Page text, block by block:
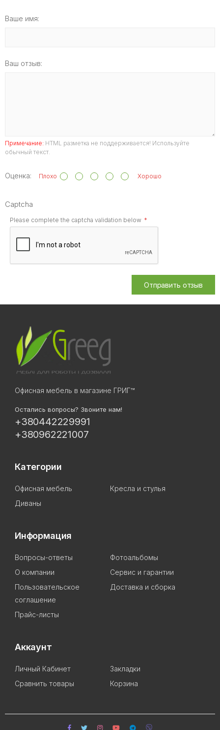
Ваше имя:
Ваш отзыв:
Примечание: HTML разметка не поддерживается! Используйте
обычный текст.
Оценка: Плохо Хорошо
Captcha
Please complete the captcha validation below
Отправить отзыв
Офисная мебель в магазине ГРИГ™
Остались вопросы? Звоните нам!
+380442229991
+380962221007
Категории
Офисная мебель
Кресла и стулья
Диваны
Информация
Вопросы-ответы
Фотоальбомы
О компании
Сервис и гарантии
Пользовательское
соглашение
Доставка и сборка
Прайс-листы
Аккаунт
Личный Кабинет
Закладки
Сравнить товары
Корзина